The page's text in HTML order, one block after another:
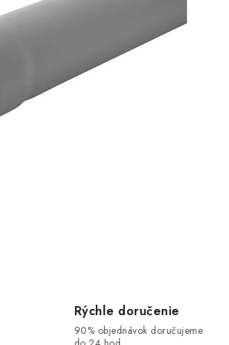
Rýchle doručenie
90% objednávok doručujeme